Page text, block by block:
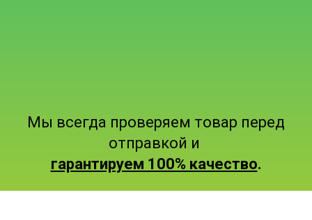
Мы всегда проверяем товар перед
отправкой и
гарантируем 100% качество.